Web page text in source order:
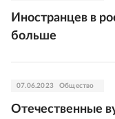
Иностранцев в
больше
07.06.2023 Общество
Отечественные